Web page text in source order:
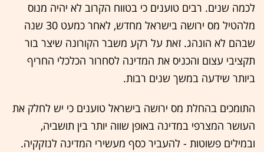
לכמה שנים. רבים טוענים כי בטווח הקרוב לא יהיה מנוס
מלהטיל מס ירושה בישראל מחדש, לאחר כמעט 30 שנה
שבהם לא הונהג. זאת על רקע משבר הקורונה שיצר בור
תקציבי עצום והכניס את המדינה לסחרור הכלכלי החריף
ביותר שידעה במשך שנים רבות.
התומכים בהחלת מס ירושה בישראל טוענים כי יש לחלק את
העושר המצרפי במדינה באופן שווה יותר בין תושביה,
ובמילים פשוטות - להעביר כסף מעשירי המדינה לנזקקיה.